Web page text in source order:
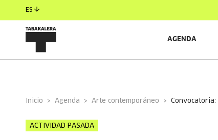
ES
AGENDA
Inicio Agenda Arte contemporáneo
ACTIVIDAD PASADA